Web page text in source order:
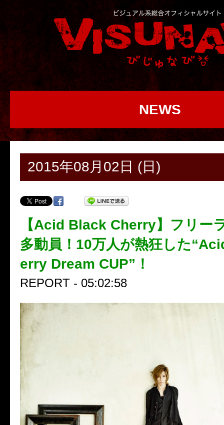
NEWS
2015年08月02日 (日)
【Acid Black Cherry】フリー
多動員！10万人が熱狂した
erry Dream CUP”！
REPORT - 05:02:58